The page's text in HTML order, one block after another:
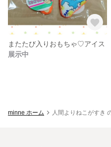
またたび入りおもちゃ♡アイス
展示中
minne ホーム 人間よりねこがすき